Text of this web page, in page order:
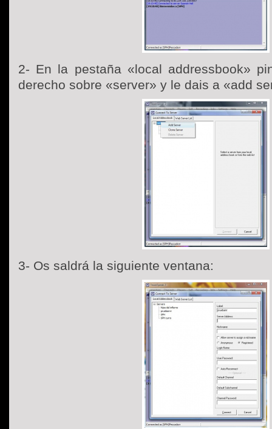
2- En la pestaña «local addressbook»
derecho sobre «server» y le dais a «add
3- Os saldrá la siguiente ventana: